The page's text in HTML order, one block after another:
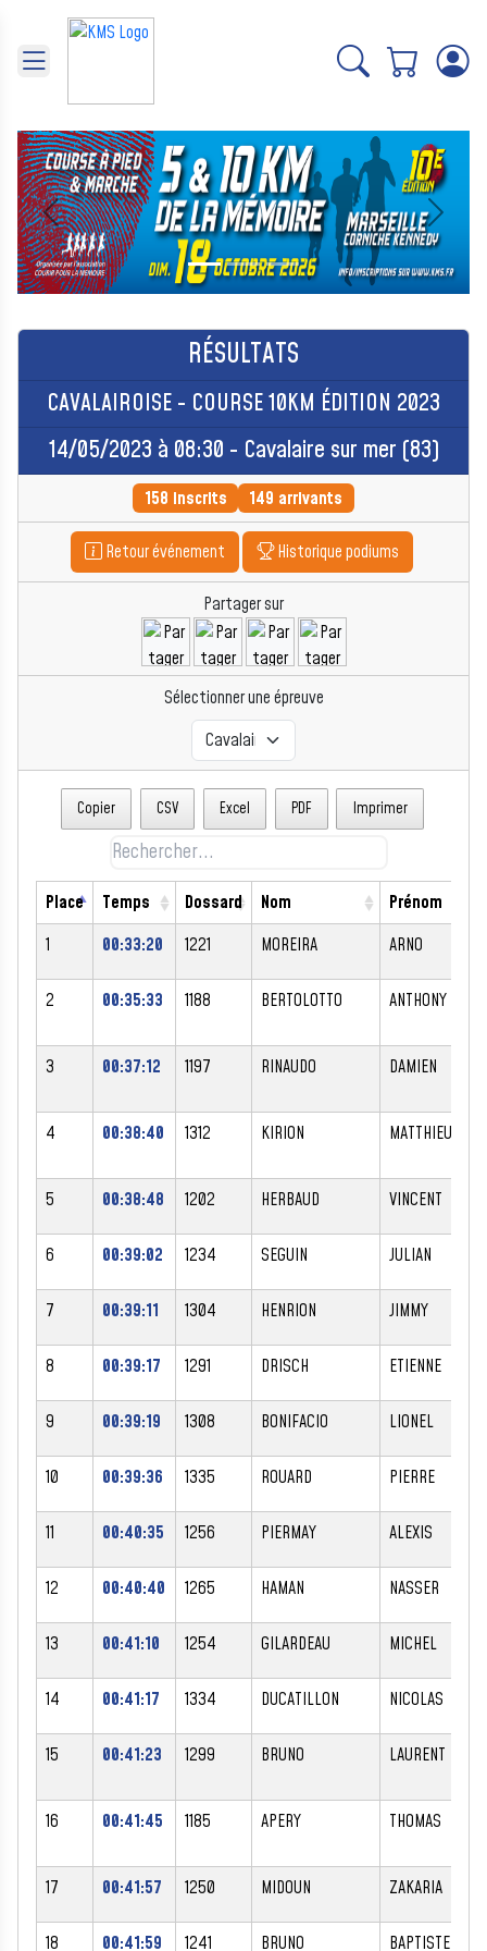
Précédent Suivant
RÉSULTATS
CAVALAIROISE - COURSE 10KM ÉDITION 2023
14/05/2023 à 08:30 - Cavalaire sur mer (83)
158 inscrits 149 arrivants
Retour événement Historique podiums
Partager sur
Sélectionner une épreuve
Copier CSV Excel PDF Imprimer
Place Temps Dossard Nom
Prénom
1
00:33:20 1221 MOREIRA ARNO
2 00:35:33 1188 BERTOLOTTO ANTHONY
3 00:37:12 1197 RINAUDO DAMIEN
4 00:38:40 1312 KIRION MATTHIEU
5 00:38:48 1202 HERBAUD VINCENT
6 00:39:02 1234 SEGUIN JULIAN
7 00:39:11 1304 HENRION JIMMY
8 00:39:17 1291 DRISCH ETIENNE
9 00:39:19 1308 BONIFACIO LIONEL
10 00:39:36 1335 ROUARD PIERRE
11 00:40:35 1256 PIERMAY ALEXIS
12 00:40:40 1265 HAMAN NASSER
13 00:41:10 1254 GILARDEAU MICHEL
14 00:41:17 1334 DUCATILLON NICOLAS
15 00:41:23 1299 BRUNO LAURENT
16 00:41:45 1185 APERY THOMAS
17 00:41:57 1250 MIDOUN ZAKARIA
18 00:41:59 1241 BRUNO BAPTISTE
Panneau de gestion des cookies